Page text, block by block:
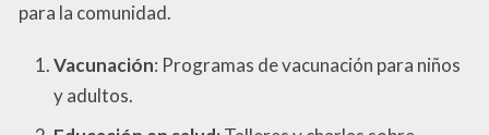
para la comunidad.
Vacunación: Programas de vacunación para niños
y adultos.